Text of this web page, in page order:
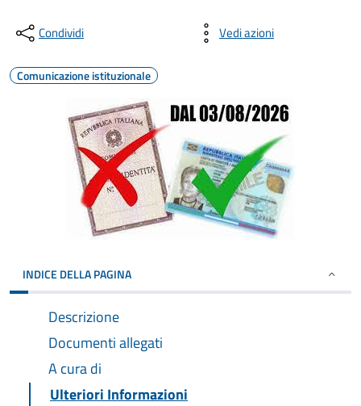
Condividi Vedi azioni
Comunicazione istituzionale
INDICE DELLA PAGINA
Descrizione
Documenti allegati
A cura di
Ulteriori Informazioni